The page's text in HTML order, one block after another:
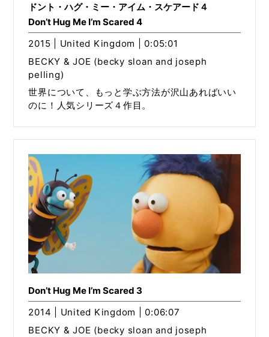
ドント・ハグ・ミー・アイム・スケアード４
Don’t Hug Me I’m Scared 4
2015 | United Kingdom | 0:05:01
BECKY & JOE (becky sloan and joseph
pelling)
世界について、もっと学ぶ方法が沢山あればいい
のに！人気シリーズ４作目。
Don’t Hug Me I’m Scared 3
2014 | United Kingdom | 0:06:07
BECKY & JOE (becky sloan and joseph